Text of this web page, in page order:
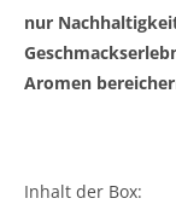
nur
Aromen
Inhalt der Box: